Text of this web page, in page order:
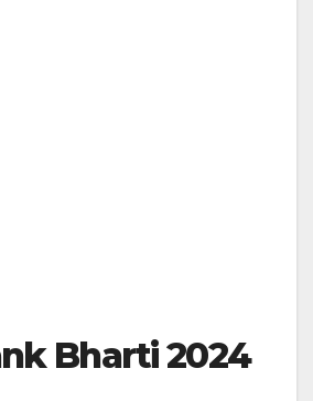
Bharti 2024